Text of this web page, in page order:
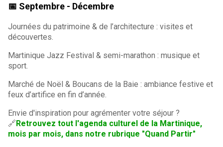
📅 Septembre - Décembre
Journées du patrimoine & de l’architecture : visites et
découvertes.
Martinique Jazz Festival & semi-marathon : musique et
sport.
Marché de Noël & Boucans de la Baie : ambiance festive et
feux d’artifice en fin d’année.
Envie d'inspiration pour agrémenter votre séjour ?
🔗Retrouvez tout l'agenda culturel de la Martinique,
mois par mois, dans notre rubrique "Quand Partir"